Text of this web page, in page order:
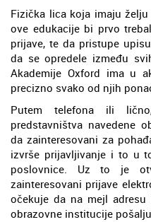
Fizička lica koja imaju
ove edukacije bi prvo
prijave, te da pristupe
da se opredele između
Akademije Oxford ima u
precizno svako od njih
Putem telefona ili
predstavništva navedene
da zainteresovani za
izvrše prijavljivanje i to u
poslovnice. Uz to je
zainteresovani prijave
očekuje da na mejl
obrazovne institucije